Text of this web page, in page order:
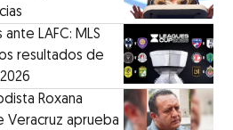
LAFC: MLS
resultados de
Roxana
Veracruz aprueba